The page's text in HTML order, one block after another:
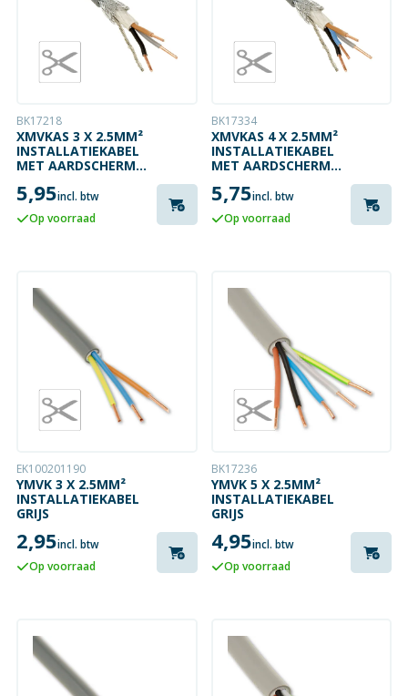
BK17218
XMVKAS 3 X 2.5MM²
INSTALLATIEKABEL
MET AARDSCHERM
5,95incl. btw
Op voorraad
BK17334
XMVKAS 4 X 2.5MM²
INSTALLATIEKABEL
MET AARDSCHERM
5,75incl. btw
Op voorraad
EK100201190
YMVK 3 X 2.5MM²
INSTALLATIEKABEL
GRIJS
2,95incl. btw
Op voorraad
BK17236
YMVK 5 X 2.5MM²
INSTALLATIEKABEL
GRIJS
4,95incl. btw
Op voorraad